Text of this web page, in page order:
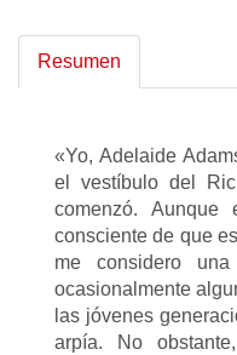
Resumen
«Yo, Adelaide
el vestíbulo del
comenzó.
consciente de que
me considero
ocasionalmente
las jóvenes
arpía. No